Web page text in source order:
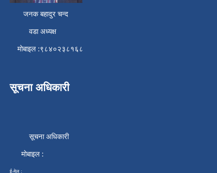
जनक बहादुर चन्द
वडा अध्यक्ष
मोबाइल :९८४०२३८१६८
सूचना अधिकारी
सूचना अधिकारी
मोबाइल :
ई-मेल :